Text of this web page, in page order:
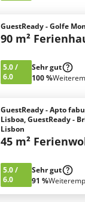
GuestReady - Golfe
90 m²
5.0/
6.0
Sehr gut
100 %
GuestReady - Apto
Lisboa, GuestReady -
Lisbon
45 m²
5.0/
6.0
Sehr gut
91 %